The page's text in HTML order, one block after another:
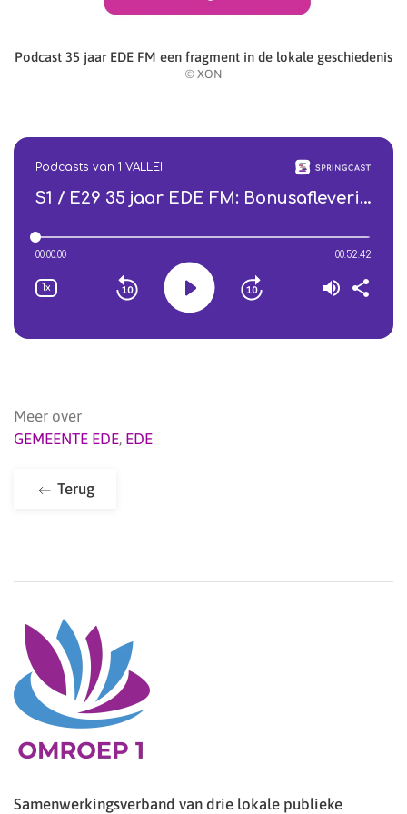
Podcast 35 jaar EDE FM een fragment in de lokale geschiedenis
© XON
Meer over
GEMEENTE EDE, EDE
Terug
Samenwerkingsverband van drie lokale publieke